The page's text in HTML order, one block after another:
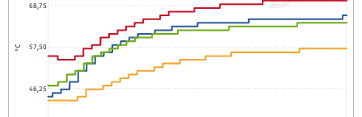
46,25
57,50
68,75
°C